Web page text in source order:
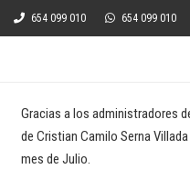
654 099 010 654 099 010
Gracias a los administradores
de Cristian Camilo Serna
mes de Julio.